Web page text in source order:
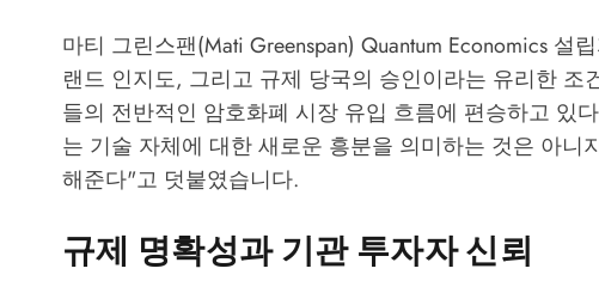
마티 그린스팬(Mati Greenspan) Quantum Economics 설
랜드 인지도, 그리고 규제 당국의 승인이라는 유리한 조
들의 전반적인 암호화폐 시장 유입 흐름에 편승하고 있
는 기술 자체에 대한 새로운 흥분을 의미하는 것은 아니
해준다"고 덧붙였습니다.
규제 명확성과 기관 투자자 신뢰